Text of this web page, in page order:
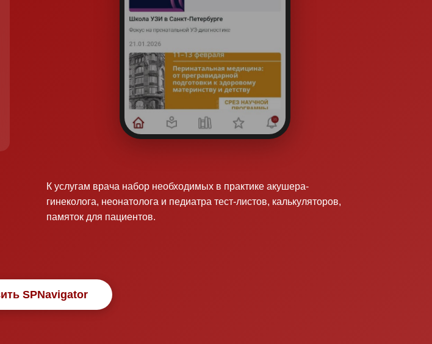
К услугам врача набор необходимых в практике акушера-
гинеколога, неонатолога и педиатра тест-листов, калькуляторов,
памяток для пациентов.
SPNavigator